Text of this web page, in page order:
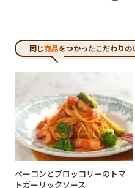
同じ商品をつかったこだわりの
ベーコンとブロッコリーのトマ
トガーリックソース